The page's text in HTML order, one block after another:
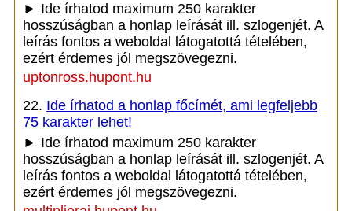
► Ide írhatod maximum 250 karakter
hosszúságban a honlap leírását ill. szlogenjét. A
leírás fontos a weboldal látogatottá tételében,
ezért érdemes jól megszövegezni.
uptonross.hupont.hu
22. Ide írhatod a honlap főcímét, ami legfeljebb
75 karakter lehet!
► Ide írhatod maximum 250 karakter
hosszúságban a honlap leírását ill. szlogenjét. A
leírás fontos a weboldal látogatottá tételében,
ezért érdemes jól megszövegezni.